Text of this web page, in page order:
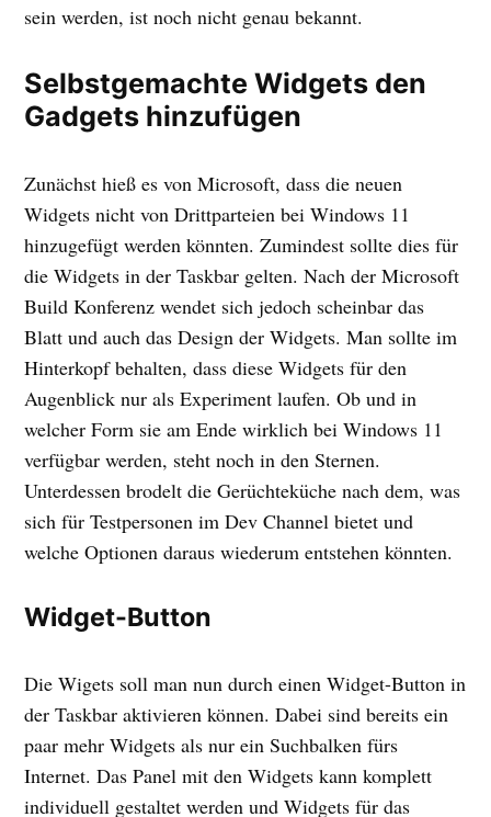
sein werden, ist noch nicht genau bekannt.
Selbstgemachte Widgets den
Gadgets hinzufügen
Zunächst hieß es von Microsoft, dass die neuen
Widgets nicht von Drittparteien bei Windows 11
hinzugefügt werden könnten. Zumindest sollte dies für
die Widgets in der Taskbar gelten. Nach der Microsoft
Build Konferenz wendet sich jedoch scheinbar das
Blatt und auch das Design der Widgets. Man sollte im
Hinterkopf behalten, dass diese Widgets für den
Augenblick nur als Experiment laufen. Ob und in
welcher Form sie am Ende wirklich bei Windows 11
verfügbar werden, steht noch in den Sternen.
Unterdessen brodelt die Gerüchteküche nach dem, was
sich für Testpersonen im Dev Channel bietet und
welche Optionen daraus wiederum entstehen könnten.
Widget-Button
Die Wigets soll man nun durch einen Widget-Button in
der Taskbar aktivieren können. Dabei sind bereits ein
paar mehr Widgets als nur ein Suchbalken fürs
Internet. Das Panel mit den Widgets kann komplett
individuell gestaltet werden und Widgets für das